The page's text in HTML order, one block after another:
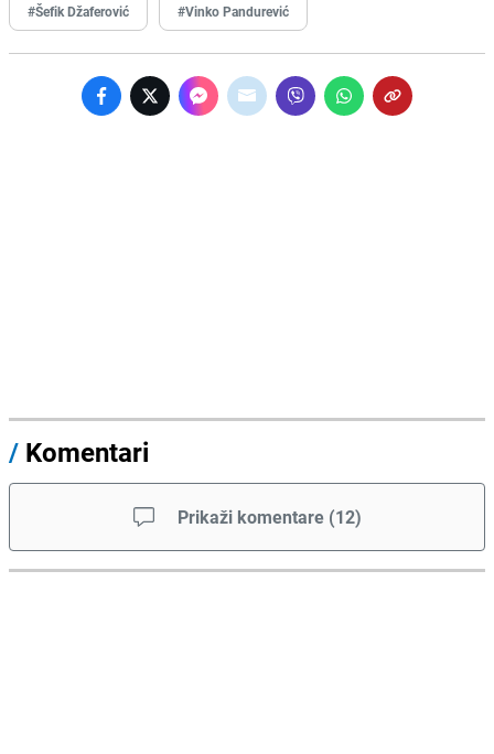
#Šefik Džaferović #Vinko Pandurević
/ Komentari
Prikaži komentare (12)